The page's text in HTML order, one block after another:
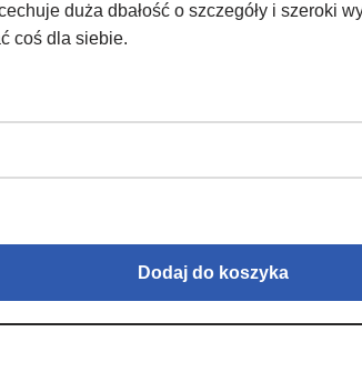
duża dbałość o szczegóły i szeroki
coś dla siebie.
Dodaj do koszyka